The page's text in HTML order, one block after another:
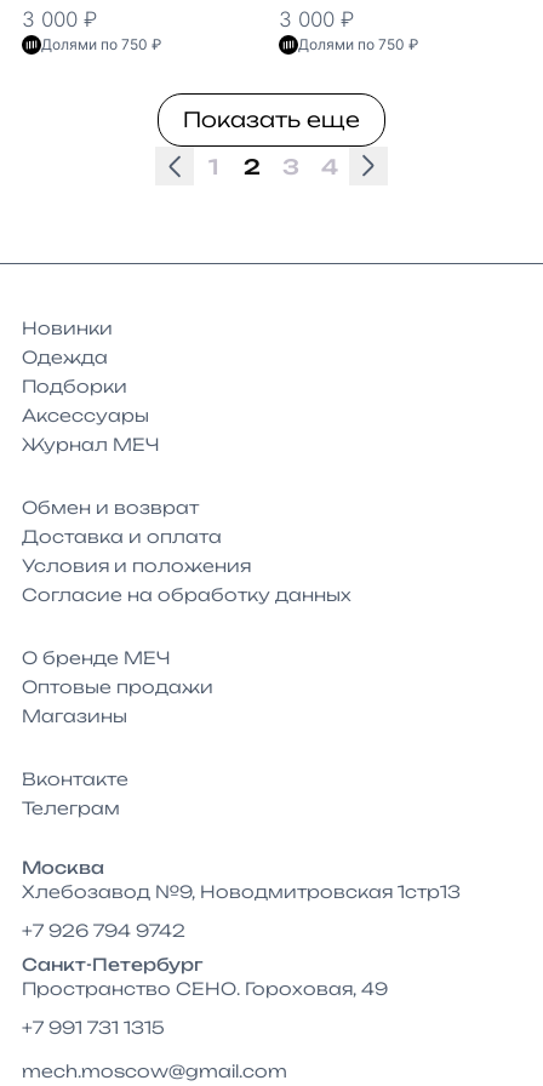
3 000 ₽
Долями по 750 ₽
3 000 ₽
Долями по 750 ₽
Показать еще
1
2 3 4
Новинки
Одежда
Подборки
Аксессуары
Журнал МЕЧ
Обмен и возврат
Доставка и оплата
Условия и положения
Согласие на обработку данных
О бренде МЕЧ
Оптовые продажи
Магазины
Вконтакте
Телеграм
Москва
Хлебозавод №9, Новодмитровская 1стр13
+7 926 794 9742
Санкт-Петербург
Пространство СЕНО. Гороховая, 49
+7 991 731 1315
mech.moscow@gmail.com